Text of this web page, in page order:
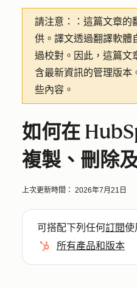
請注意：
：這篇文章
供。譯文透過翻譯軟體
過校對。因此，這篇文
含最新資訊的管理版本
些內容。
如何在
複製、刪除
上次更新時間： 2026年7月21日
可搭配下列任何訂閱使
所有產品和版本